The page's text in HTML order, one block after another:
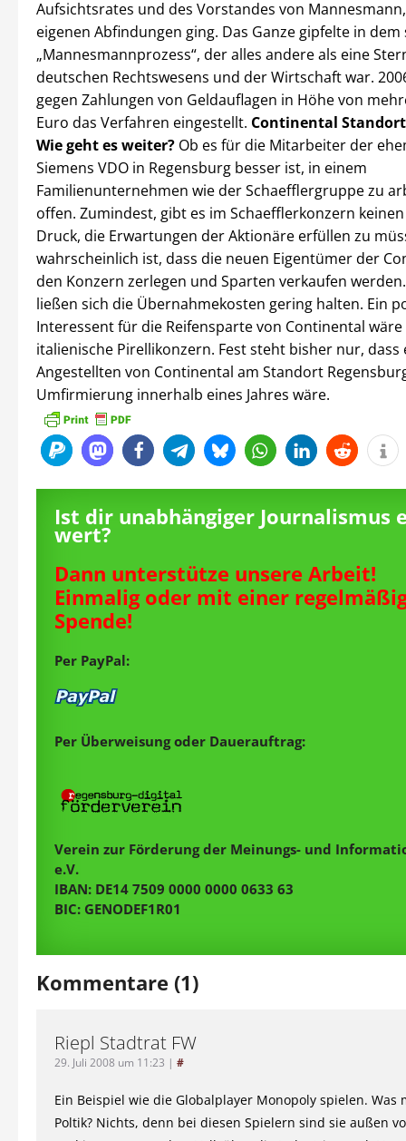
Aufsichtsrates und des Vorstandes von
eigenen Abfindungen ging. Das Ganze gipfelte in
„Mannesmannprozess“, der alles andere als eine
deutschen Rechtswesens und der Wirtschaft war.
gegen Zahlungen von Geldauflagen in Höhe von
Euro das Verfahren eingestellt. Continental
Wie geht es weiter? Ob es für die Mitarbeiter der
Siemens VDO in Regensburg besser ist, in einem
Familienunternehmen wie der Schaefflergruppe zu
offen. Zumindest, gibt es im Schaefflerkonzern
Druck, die Erwartungen der Aktionäre erfüllen zu
wahrscheinlich ist, dass die neuen Eigentümer der
den Konzern zerlegen und Sparten verkaufen
ließen sich die Übernahmekosten gering halten. Ein
Interessent für die Reifensparte von Continental
italienische Pirellikonzern. Fest steht bisher nur, dass
Angestellten von Continental am Standort
Umfirmierung innerhalb eines Jahres wäre.
Ist dir unabhängiger Journalismus
wert?
Dann unterstütze unsere Arbeit!
Einmalig oder mit einer
Spende!
Per PayPal:
Per Überweisung oder Dauerauftrag:
Verein zur Förderung der Meinungs- und
e.V.
IBAN: DE14 7509 0000 0000 0633 63
BIC: GENODEF1R01
Kommentare (1)
Riepl Stadtrat FW
29. Juli 2008 um 11:23 | #
Ein Beispiel wie die Globalplayer Monopoly spielen. Was
Poltik? Nichts, denn bei diesen Spielern sind sie außen